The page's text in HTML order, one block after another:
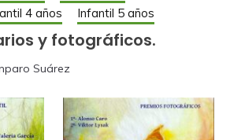
4 años Infantil 5 años
y fotográficos.
Suárez